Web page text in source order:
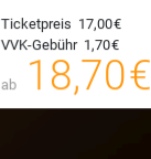
Ticketpreis 17,00 €
VVK-Gebühr 1,70 €
ab 18,70 €
00
00